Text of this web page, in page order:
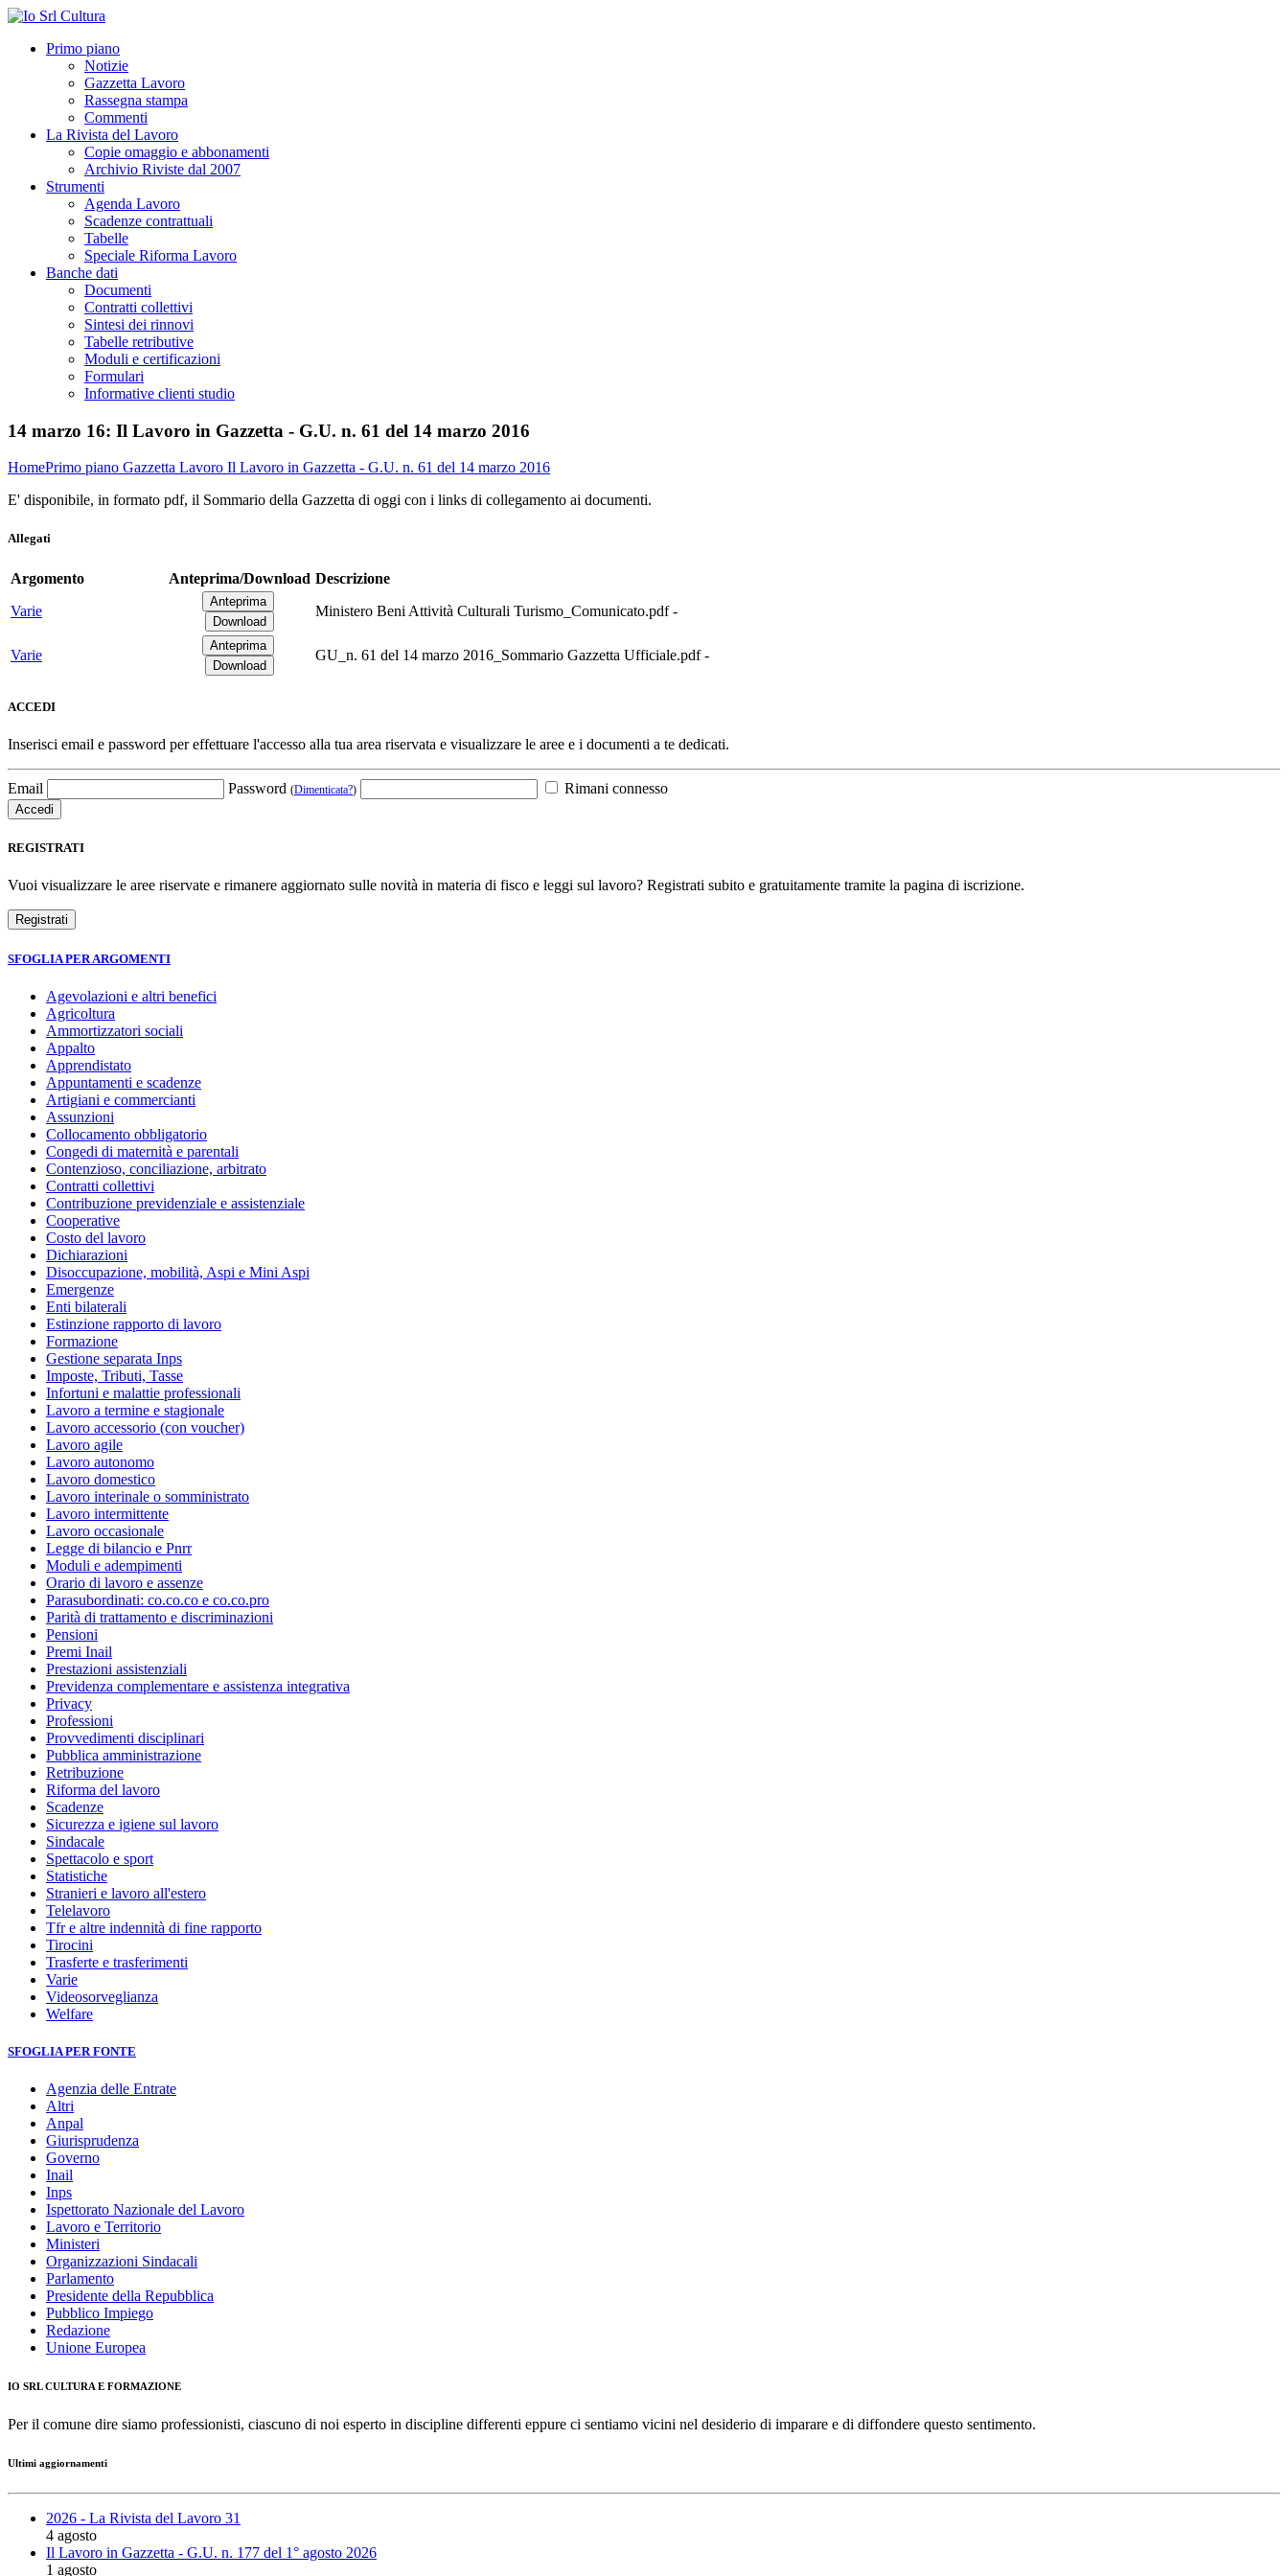
Primo piano
Notizie
Gazzetta Lavoro
Rassegna stampa
Commenti
La Rivista del Lavoro
Copie omaggio e abbonamenti
Archivio Riviste dal 2007
Strumenti
Agenda Lavoro
Scadenze contrattuali
Tabelle
Speciale Riforma Lavoro
Banche dati
Documenti
Contratti collettivi
Sintesi dei rinnovi
Tabelle retributive
Moduli e certificazioni
Formulari
Informative clienti studio
14 marzo 16: Il Lavoro in Gazzetta - G.U. n. 61 del 14 marzo 2016
HomePrimo piano Gazzetta Lavoro Il Lavoro in Gazzetta - G.U. n. 61 del 14 marzo 2016
E' disponibile, in formato pdf, il Sommario della Gazzetta di oggi con i links di collegamento ai documenti.
Allegati
Argomento Anteprima/Download Descrizione
Varie
Ministero Beni Attività Culturali Turismo_Comunicato.pdf -
Varie GU_n. 61 del 14 marzo 2016_Sommario Gazzetta Ufficiale.pdf -
ACCEDI
Inserisci email e password per effettuare l'accesso alla tua area riservata e visualizzare le aree e i documenti a te dedicati.
Email Password (Dimenticata?) Rimani connesso
REGISTRATI
Vuoi visualizzare le aree riservate e rimanere aggiornato sulle novità in materia di fisco e leggi sul lavoro? Registrati subito e gratuitamente tramite la pagina di iscrizione.
SFOGLIA PER ARGOMENTI
Agevolazioni e altri benefici
Agricoltura
Ammortizzatori sociali
Appalto
Apprendistato
Appuntamenti e scadenze
Artigiani e commercianti
Assunzioni
Collocamento obbligatorio
Congedi di maternità e parentali
Contenzioso, conciliazione, arbitrato
Contratti collettivi
Contribuzione previdenziale e assistenziale
Cooperative
Costo del lavoro
Dichiarazioni
Disoccupazione, mobilità, Aspi e Mini Aspi
Emergenze
Enti bilaterali
Estinzione rapporto di lavoro
Formazione
Gestione separata Inps
Imposte, Tributi, Tasse
Infortuni e malattie professionali
Lavoro a termine e stagionale
Lavoro accessorio (con voucher)
Lavoro agile
Lavoro autonomo
Lavoro domestico
Lavoro interinale o somministrato
Lavoro intermittente
Lavoro occasionale
Legge di bilancio e Pnrr
Moduli e adempimenti
Orario di lavoro e assenze
Parasubordinati: co.co.co e co.co.pro
Parità di trattamento e discriminazioni
Pensioni
Premi Inail
Prestazioni assistenziali
Previdenza complementare e assistenza integrativa
Privacy
Professioni
Provvedimenti disciplinari
Pubblica amministrazione
Retribuzione
Riforma del lavoro
Scadenze
Sicurezza e igiene sul lavoro
Sindacale
Spettacolo e sport
Statistiche
Stranieri e lavoro all'estero
Telelavoro
Tfr e altre indennità di fine rapporto
Tirocini
Trasferte e trasferimenti
Varie
Videosorveglianza
Welfare
SFOGLIA PER FONTE
Agenzia delle Entrate
Altri
Anpal
Giurisprudenza
Governo
Inail
Inps
Ispettorato Nazionale del Lavoro
Lavoro e Territorio
Ministeri
Organizzazioni Sindacali
Parlamento
Presidente della Repubblica
Pubblico Impiego
Redazione
Unione Europea
IO SRL CULTURA E FORMAZIONE
Per il comune dire siamo professionisti, ciascuno di noi esperto in discipline differenti eppure ci sentiamo vicini nel desiderio di imparare e di diffondere questo sentimento.
Ultimi aggiornamenti
2026 - La Rivista del Lavoro 31
4 agosto
Il Lavoro in Gazzetta - G.U. n. 177 del 1° agosto 2026
1 agosto